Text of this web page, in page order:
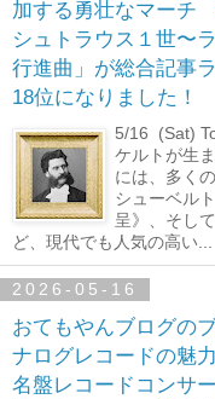
加する勇壮なマーチ
シュトラウス１世〜
行進曲」が総合記事
18位になりました！
5/16 (Sat)
ケルトが生
には、多く
シューベル
呈》、そし
ど、現代でも人気の高い...
2026-05-16
おてもやんブログの
ナログレコードの魅
名盤レコードコンサ